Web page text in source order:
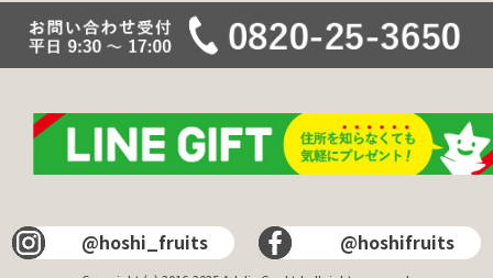
@hoshi_fruits @hoshifruits